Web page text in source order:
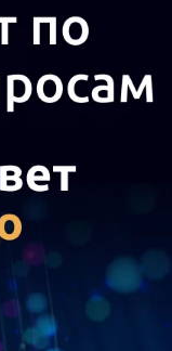
о
системы ГАРАНТ: